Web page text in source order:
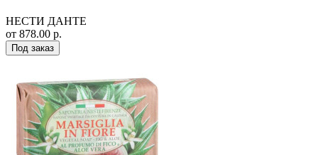
НЕСТИ ДАНТЕ
от 878.00 р.
Под заказ